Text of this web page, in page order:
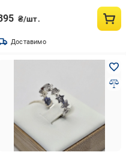
₴/шт.
Доставимо